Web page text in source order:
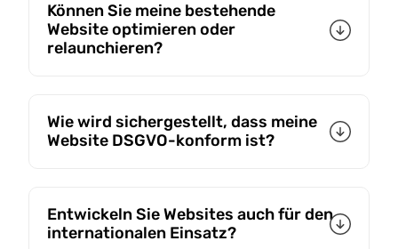
Können Sie meine bestehende
Website optimieren oder
relaunchieren?
Wie wird sichergestellt, dass meine
Website DSGVO-konform ist?
Entwickeln Sie Websites auch für den
internationalen Einsatz?